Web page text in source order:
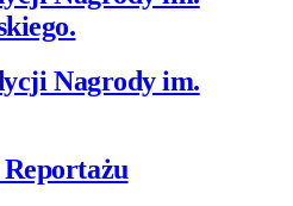
Nagrody im.